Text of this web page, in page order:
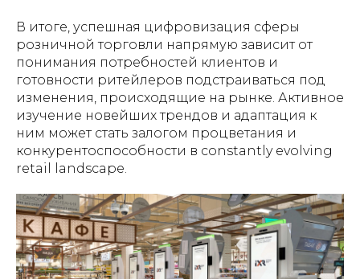
В итоге, успешная цифровизация сферы
розничной торговли напрямую зависит от
понимания потребностей клиентов и
готовности ритейлеров подстраиваться под
изменения, происходящие на рынке. Активное
изучение новейших трендов и адаптация к
ним может стать залогом процветания и
конкурентоспособности в constantly evolving
retail landscape.